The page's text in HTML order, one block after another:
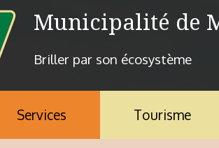
Municipalité de
Briller par son écosystème
Services Tourisme